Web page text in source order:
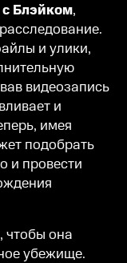
с Блэйком,
и улики,
видеозапись
и
имея
подобрать
и провести
, чтобы она
убежище.